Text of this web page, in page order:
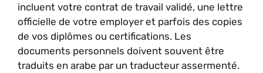
incluent votre contrat de travail validé, une lettre
officielle de votre employer et parfois des copies
de vos diplômes ou certifications. Les
documents personnels doivent souvent être
traduits en arabe par un traducteur assermenté.